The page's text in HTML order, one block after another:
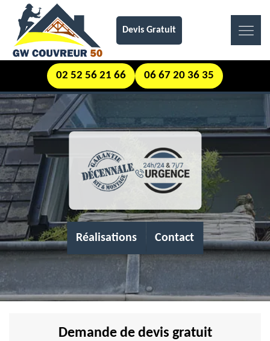
Devis Gratuit
02 52 56 21 66 06 67 20 36 35
Réalisations Contact
Demande de devis gratuit